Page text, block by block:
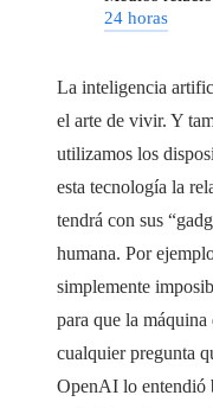
24 horas
La inteligencia
el arte de vivir. Y
utilizamos los
esta tecnología la
tendrá con sus
humana. Por
simplemente
para que la máquina
cualquier pregunta
OpenAI lo entendió